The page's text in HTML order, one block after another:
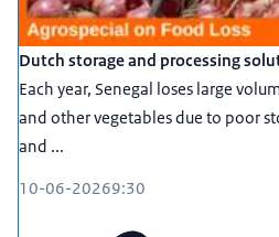
Dutch storage and processing
Each year, Senegal loses large
and other vegetables due to poor
and ...
10-06-20269:30